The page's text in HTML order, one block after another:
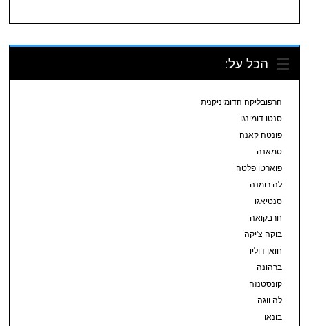
הכל על:
הרפובליקה הדומיניקנית
סנטו דומינגו
פונטה קאנה
סמאנה
פוארטו פלטה
לה רומנה
סנטיאגו
חרבקואה
בוקה צ'יקה
חואן דוליו
ברהונה
קונסטנזה
לה ווגה
בונאו